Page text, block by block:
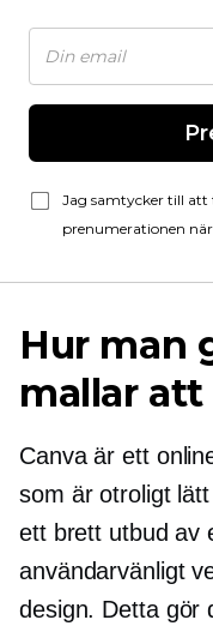
Jag samtycker till att
prenumerationen
Hur man
mallar att
Canva är ett
som är otroligt
ett brett utbud av
användarvänligt
design. Detta gör